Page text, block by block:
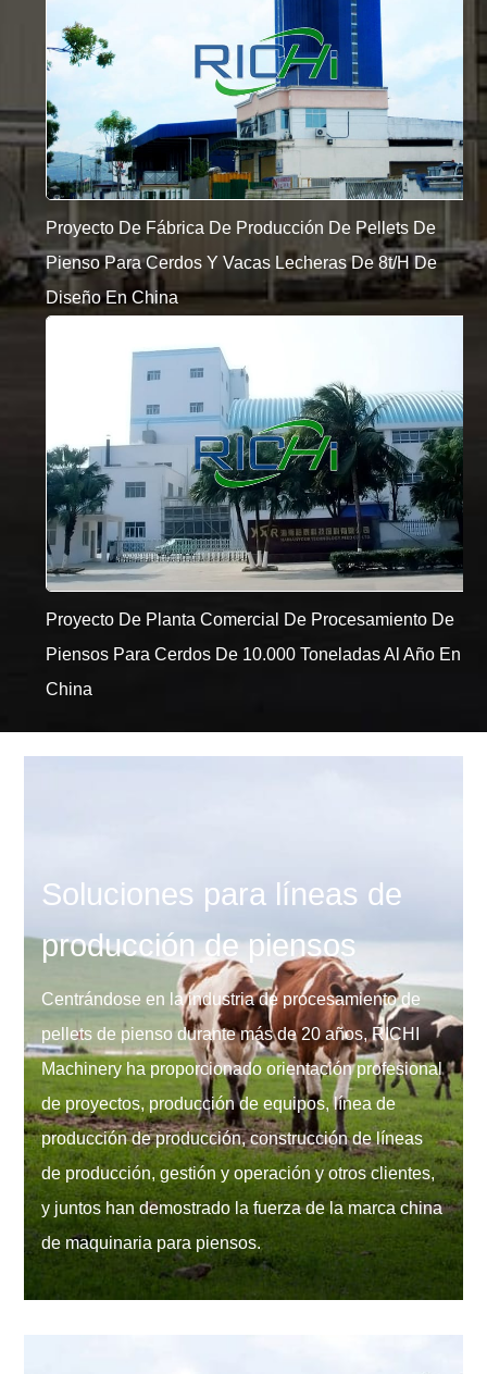
Proyecto De Fábrica De Producción De Pellets De
Pienso Para Cerdos Y Vacas Lecheras De 8t/h De
Diseño En China
Proyecto De Planta Comercial De Procesamiento De
Piensos Para Cerdos De 10.000 Toneladas Al Año En
China
Soluciones para líneas de
producción de piensos
Centrándose en la industria de procesamiento de
pellets de pienso durante más de 20 años, RICHI
Machinery ha proporcionado orientación profesional
de proyectos, producción de equipos, línea de
producción de producción, construcción de líneas
de producción, gestión y operación y otros clientes,
y juntos han demostrado la fuerza de la marca china
de maquinaria para piensos.